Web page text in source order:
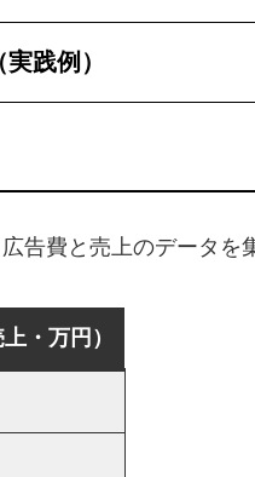
践例）
告費と売上のデータを
・万円）